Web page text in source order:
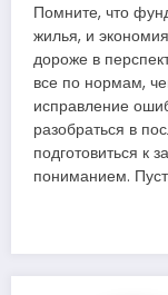
Помните, что
жилья, и
дороже в
все по нормам,
исправление
разобраться в
подготовиться к
пониманием.